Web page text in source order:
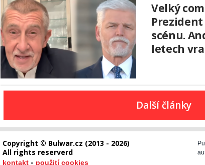
Velký
Prezident
scénu.
letech
Další články
Copyright © Bulwar.cz (2013 - 2026)
All rights reserverd
kontakt - použití cookies